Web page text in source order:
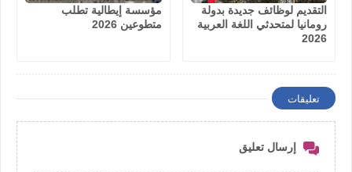
التقديم لوظائف جديدة بدولة
رومانيا لمتحدثي اللغة العربية
2026
مؤسسة إيطالية تطلب
متطوعين 2026
تعليقات
إرسال تعليق